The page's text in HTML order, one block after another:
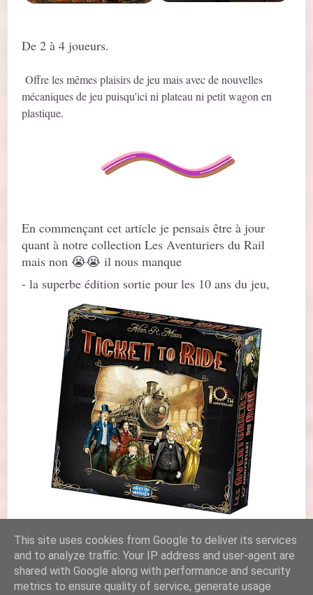
De 2 à 4 joueurs.
Offre les mêmes plaisirs de jeu mais avec de nouvelles
mécaniques de jeu puisqu'ici ni plateau ni petit wagon en
plastique.
En commençant cet article je pensais être à jour
quant à notre collection Les Aventuriers du Rail
mais non 😭😭 il nous manque
- la superbe édition sortie pour les 10 ans du jeu,
Elle me fait vraiment de l’œil celle ci mais le prix
me décourage ....
This site uses cookies from Google to deliver its services
and to analyze traffic. Your IP address and user-agent are
shared with Google along with performance and security
metrics to ensure quality of service, generate usage